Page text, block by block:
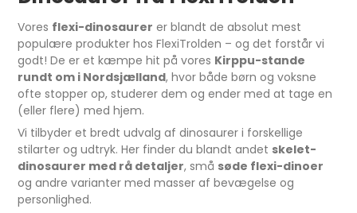
Vores flexi-dinosaurer er blandt de absolut mest
populære produkter hos FlexiTrolden – og det forstår vi
godt! De er et kæmpe hit på vores Kirppu-stande
rundt om i Nordsjælland, hvor både børn og voksne
ofte stopper op, studerer dem og ender med at tage en
(eller flere) med hjem.
Vi tilbyder et bredt udvalg af dinosaurer i forskellige
stilarter og udtryk. Her finder du blandt andet skelet-
dinosaurer med rå detaljer, små søde flexi-dinoer
og andre varianter med masser af bevægelse og
personlighed.